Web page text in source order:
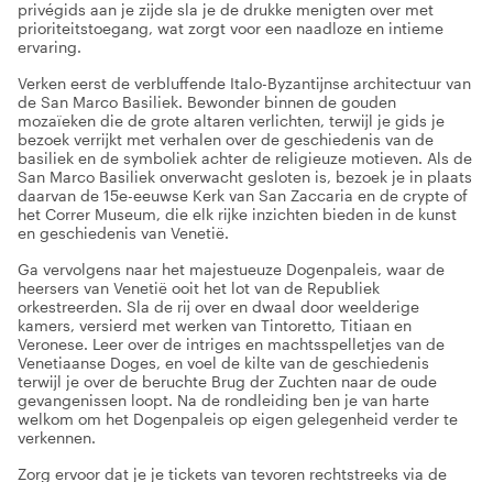
privégids aan je zijde sla je de drukke menigten over met
prioriteitstoegang, wat zorgt voor een naadloze en intieme
ervaring.
Verken eerst de verbluffende Italo-Byzantijnse architectuur van
de San Marco Basiliek. Bewonder binnen de gouden
mozaïeken die de grote altaren verlichten, terwijl je gids je
bezoek verrijkt met verhalen over de geschiedenis van de
basiliek en de symboliek achter de religieuze motieven. Als de
San Marco Basiliek onverwacht gesloten is, bezoek je in plaats
daarvan de 15e-eeuwse Kerk van San Zaccaria en de crypte of
het Correr Museum, die elk rijke inzichten bieden in de kunst
en geschiedenis van Venetië.
Ga vervolgens naar het majestueuze Dogenpaleis, waar de
heersers van Venetië ooit het lot van de Republiek
orkestreerden. Sla de rij over en dwaal door weelderige
kamers, versierd met werken van Tintoretto, Titiaan en
Veronese. Leer over de intriges en machtsspelletjes van de
Venetiaanse Doges, en voel de kilte van de geschiedenis
terwijl je over de beruchte Brug der Zuchten naar de oude
gevangenissen loopt. Na de rondleiding ben je van harte
welkom om het Dogenpaleis op eigen gelegenheid verder te
verkennen.
Zorg ervoor dat je je tickets van tevoren rechtstreeks via de